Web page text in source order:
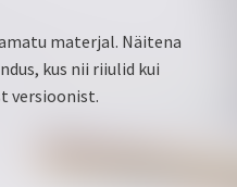
materjal. Näitena
kus nii riiulid kui
versioonist.